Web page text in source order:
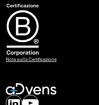
Nota sulla Certificazione